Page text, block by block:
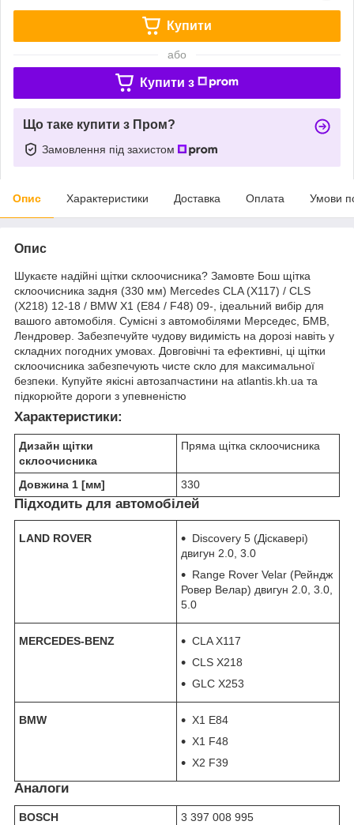
Купити
або
Купити з
Що таке купити з Пром?
Замовлення під захистом
Опис Характеристики Доставка Оплата Умови
Опис
Шукаєте надійні щітки склоочисника? Замовте Бош щітка
склоочисника задня (330 мм) Mercedes CLA (X117) / CLS
(X218) 12-18 / BMW X1 (E84 / F48) 09-, ідеальний вибір для
вашого автомобіля. Сумісні з автомобілями Мерседес, БМВ,
Лендровер. Забезпечуйте чудову видимість на дорозі навіть у
складних погодних умовах. Довговічні та ефективні, ці щітки
склоочисника забезпечують чисте скло для максимальної
безпеки. Купуйте якісні автозапчастини на atlantis.kh.ua та
підкорюйте дороги з упевненістю
Характеристики:
Дизайн щітки
склоочисника
Пряма щітка склоочисника
Довжина 1 [мм] 330
Підходить для автомобілей
LAND ROVER
Discovery 5 (Діскавері)
двигун 2.0, 3.0
Range Rover Velar (Рейндж
Ровер Велар) двигун 2.0, 3.0,
5.0
MERCEDES-BENZ
CLA X117
CLS X218
GLC X253
BMW
X1 E84
X1 F48
X2 F39
Аналоги
BOSCH
3 397 008 995